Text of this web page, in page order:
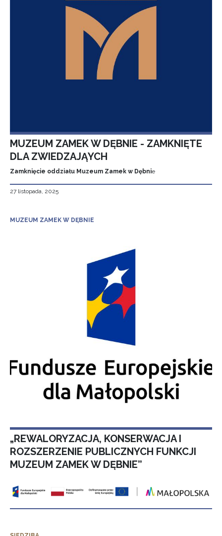
MUZEUM ZAMEK W DĘBNIE - ZAMKNIĘTE
DLA ZWIEDZAJĄYCH
Zamknięcie oddziału Muzeum Zamek w Dębnie
27 listopada, 2025
MUZEUM ZAMEK W DĘBNIE
„REWALORYZACJA, KONSERWACJA I
ROZSZERZENIE PUBLICZNYCH FUNKCJI
MUZEUM ZAMEK W DĘBNIE”